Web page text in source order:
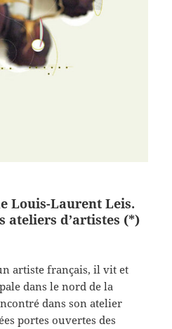
Louis-Laurent Leis.
ateliers d’artistes (*)
artiste français, il vit et
dans le nord de la
dans son atelier
portes ouvertes des